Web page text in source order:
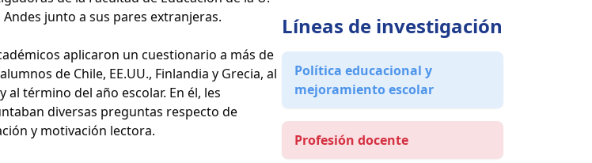
Andes junto a sus pares extranjeras.
aplicaron un cuestionario a más de
de Chile, EE.UU., Finlandia y Grecia, al
al término del año escolar. En él, les
diversas preguntas respecto de
y motivación lectora.
Líneas de investigación
Política educacional y
mejoramiento escolar
Profesión docente